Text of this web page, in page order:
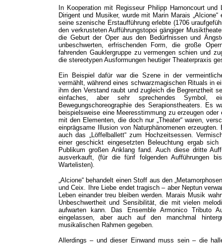
In Kooperation mit Regisseur Philipp Harnoncourt
Dirigent und Musiker, wurde mit Marin Marais
seine szenische Erstaufführung erlebte (1706
den verkrusteten Aufführungstopoi gängiger
die Geburt der Oper aus den Bedürfnissen und
unbeschwerten, erfrischenden Form, die große
fahrenden Gauklergruppe zu vermengen schien und
die stereotypen Ausformungen heutiger Theaterpraxis
Ein Beispiel dafür war die Szene in der
vermählt, während eines schwarzmagischen Rituals in
ihm den Verstand raubt und zugleich die Begrenztheit
einfaches, aber sehr sprechendes Symbol,
Bewegungschoreographie des Serapionstheaters. Es
beispielsweise eine Meeresstimmung zu erzeugen
mit den Elementen, die doch nur „Theater“ waren,
einprägsame Illusion von Naturphänomenen
auch das „Löffelballett“ zum Hochzeitsessen.
einer geschickt eingesetzten Beleuchtung ergab
Publikum großen Anklang fand. Auch diese dritte
ausverkauft, (für die fünf folgenden Aufführungen
Wartelisten).
„Alcione“ behandelt einen Stoff aus den
und Ceix. Ihre Liebe endet tragisch – aber Neptun
Leben einander treu bleiben werden. Marais Musik
Unbeschwertheit und Sensibilität, die mit vielen
aufwarten kann. Das Ensemble Armonico Tributo
eingelassen, aber auch auf den manchmal
musikalischen Rahmen gegeben.
Allerdings – und dieser Einwand muss sein – die